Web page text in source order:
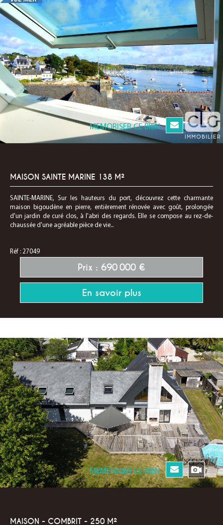
MEMORISER CE BIEN
MAISON SAINTE MARINE 138 M²
SAINTE-MARINE, Sur les hauteurs du port, découvrez cette charmante
maison bigoudène en pierre, entièrement rénovée avec goût, prolongée
d'un jardin de curé clos, à l'abri des regards. Elle se compose au rez-de-
chaussée d'une agréable pièce de vie...
Réf : 27049
Prix : 690 000 €
En savoir plus
MEMORISER CE BIEN
MAISON - COMBRIT - 250 M²